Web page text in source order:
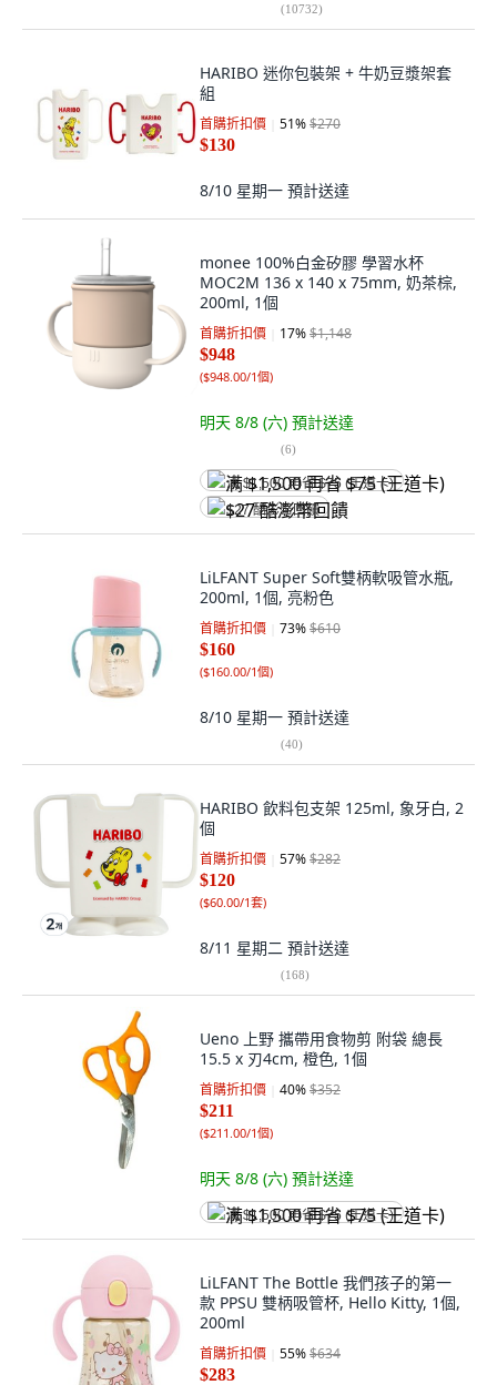
(10732)
HARIBO 迷你包裝架 + 牛奶豆漿架套
組
首購折扣價 51%$270
$130
8/10 星期一 預計送達
monee 100%白金矽膠 學習水杯
MOC2M 136 x 140 x 75mm, 奶茶棕,
200ml, 1個
首購折扣價 17%$1,148
$948
($948.00/1個)
明天 8/8 (六) 預計送達
(6)
满 $1,500 再省 $75 (王道卡)
$27 酷澎幣回饋
LiLFANT Super Soft雙柄軟吸管水瓶,
200ml, 1個, 亮粉色
首購折扣價 73%$610
$160
($160.00/1個)
8/10 星期一 預計送達
(40)
HARIBO 飲料包支架 125ml, 象牙白, 2
個
首購折扣價 57%$282
$120
($60.00/1套)
8/11 星期二 預計送達
(168)
Ueno 上野 攜帶用食物剪 附袋 總長
15.5 x 刃4cm, 橙色, 1個
首購折扣價 40%$352
$211
($211.00/1個)
明天 8/8 (六) 預計送達
满 $1,500 再省 $75 (王道卡)
LiLFANT The Bottle 我們孩子的第一
款 PPSU 雙柄吸管杯, Hello Kitty, 1個,
200ml
首購折扣價 55%$634
$283